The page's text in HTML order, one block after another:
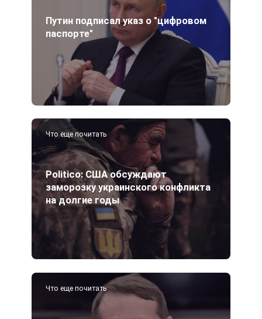
Путин подписал указ о "цифровом
паспорте"
Что еще почитать
Politico: США обсуждают
заморозку украинского конфликта
на долгие годы
Что еще почитать